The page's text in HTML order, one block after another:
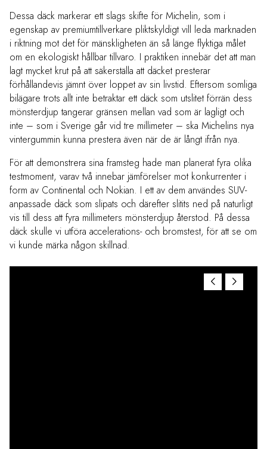
Dessa däck markerar ett slags skifte för Michelin, som i
egenskap av premiumtillverkare pliktskyldigt vill leda marknaden
i riktning mot det för mänskligheten än så länge flyktiga målet
om en ekologiskt hållbar tillvaro. I praktiken innebär det att man
lagt mycket krut på att säkerställa att däcket presterar
förhållandevis jämnt över loppet av sin livstid. Eftersom somliga
bilägare trots allt inte betraktar ett däck som utslitet förrän dess
mönsterdjup tangerar gränsen mellan vad som är lagligt och
inte – som i Sverige går vid tre millimeter – ska Michelins nya
vintergummin kunna prestera även när de är långt ifrån nya.
För att demonstrera sina framsteg hade man planerat fyra olika
testmoment, varav två innebar jämförelser mot konkurrenter i
form av Continental och Nokian. I ett av dem användes SUV-
anpassade däck som slipats och därefter slitits ned på naturligt
vis till dess att fyra millimeters mönsterdjup återstod. På dessa
däck skulle vi utföra accelerations- och bromstest, för att se om
vi kunde märka någon skillnad.